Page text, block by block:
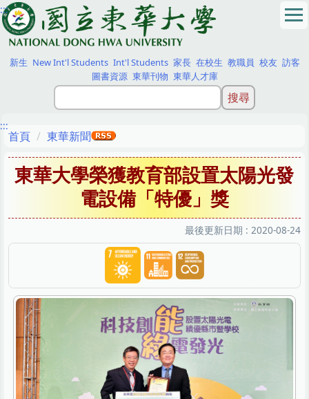
跳
到
主
要
內
:::
新生 New Int'l Students Int'l Students 家長 在校生 教職員 校友 訪客
圖書資源 東華刊物 東華人才庫
:::
首頁 東華新聞
東華大學榮獲教育部設置太陽光發
電設備「特優」獎
最後更新日期 : 2020-08-24